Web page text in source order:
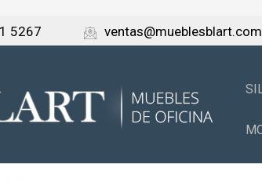
5267 ventas@mueblesblart.com